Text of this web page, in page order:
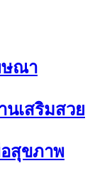
ษณา
นเสริมสวย
สุขภาพ